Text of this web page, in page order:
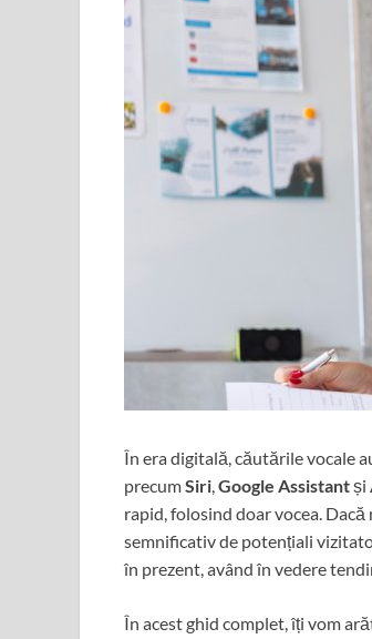
În era digitală, căutările vocale
precumSiri,Google Assistantși
rapid, folosind doar vocea.
semnificativ de potențiali
în prezent, având în vedere
În acest ghid complet, îți vom